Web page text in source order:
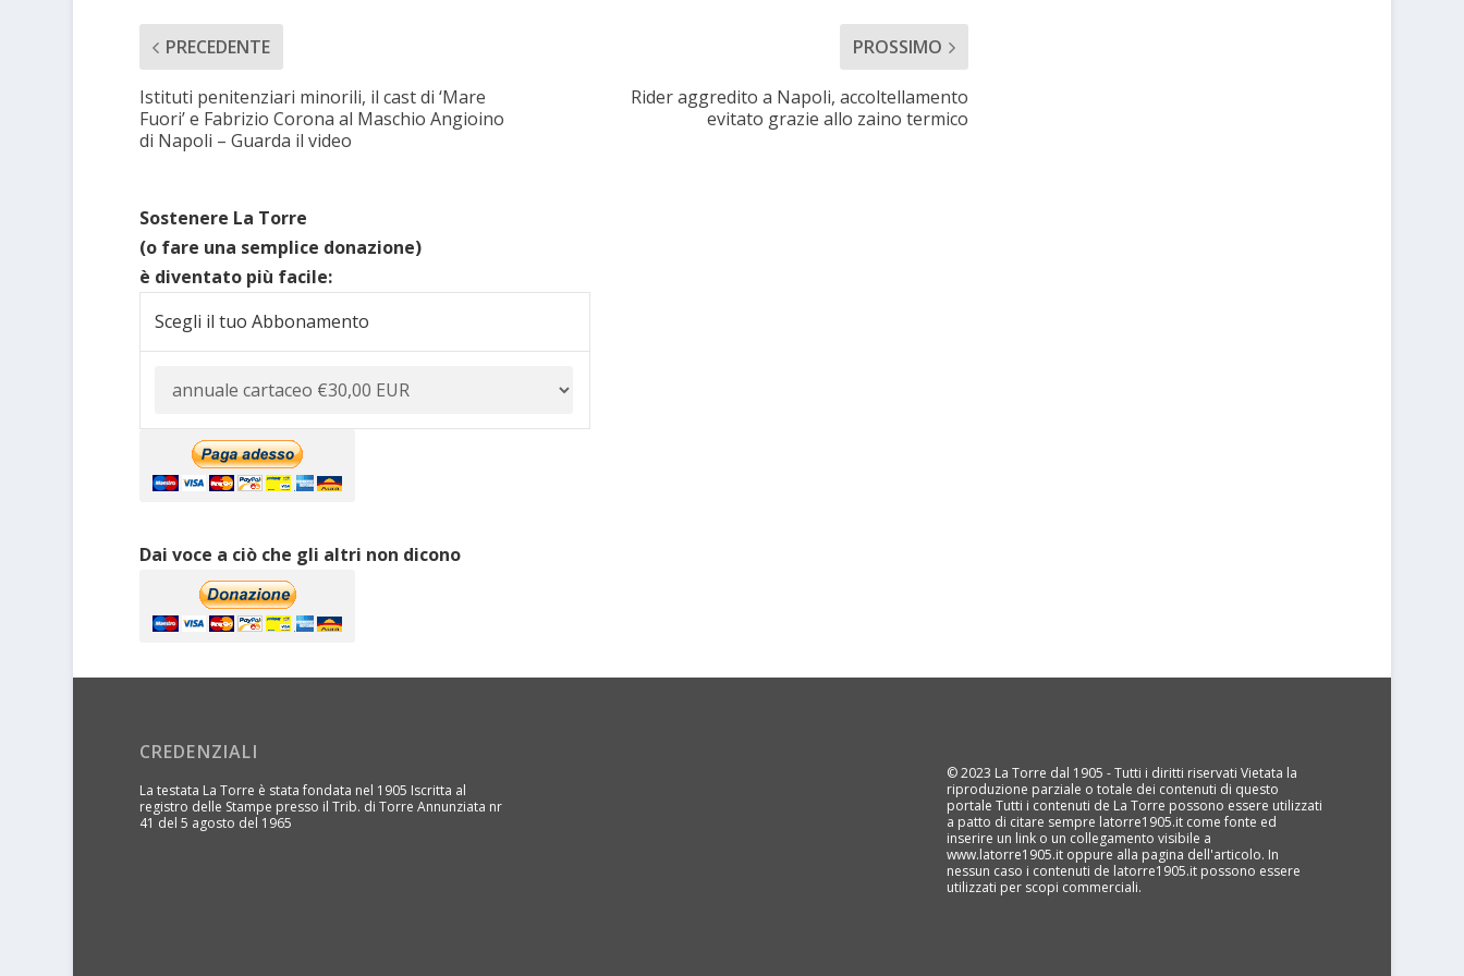
PRECEDENTE
Istituti penitenziari minorili, il cast di ‘Mare
Fuori’ e Fabrizio Corona al Maschio Angioino
di Napoli – Guarda il video
PROSSIMO
Rider aggredito a Napoli, accoltellamento
evitato grazie allo zaino termico
Sostenere La Torre
(o fare una semplice donazione)
è diventato più facile:
Scegli il tuo Abbonamento
Dai voce a ciò che gli altri non dicono
CREDENZIALI
La testata La Torre è stata fondata nel 1905 Iscritta al
registro delle Stampe presso il Trib. di Torre Annunziata nr
41 del 5 agosto del 1965
© 2023 La Torre dal 1905 - Tutti i diritti riservati Vietata la
riproduzione parziale o totale dei contenuti di questo
portale Tutti i contenuti de La Torre possono essere utilizzati
a patto di citare sempre latorre1905.it come fonte ed
inserire un link o un collegamento visibile a
www.latorre1905.it oppure alla pagina dell'articolo. In
nessun caso i contenuti de latorre1905.it possono essere
utilizzati per scopi commerciali.